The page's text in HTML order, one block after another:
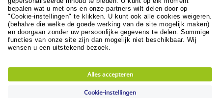
© Lyreco 2024
Algemene verkoopsvoorwaarden |Algemene
gebruiksvoorwaarden|Retour- en
garantievoorwaarden
Privacy Settings|Site map